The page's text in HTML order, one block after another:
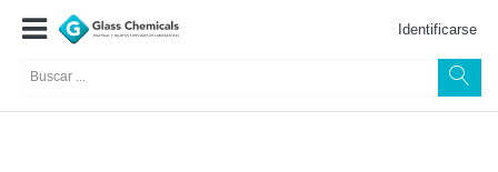
Identificarse